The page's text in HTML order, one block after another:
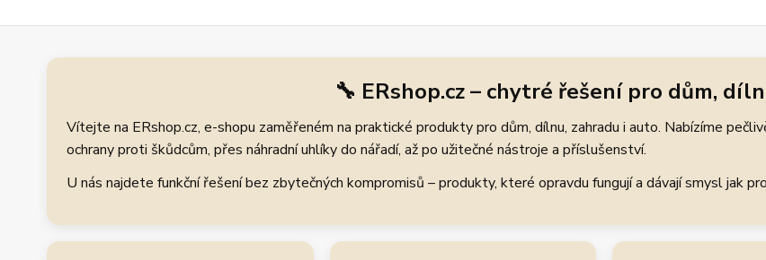
🔧 ERshop.cz – chytré řešení pro dům,
Vítejte na ERshop.cz, e-shopu zaměřeném na praktické produkty pro dům, dílnu, zahradu i auto. Nabízíme
ochrany proti škůdcům, přes náhradní uhlíky do nářadí, až po užitečné nástroje a příslušenství.
U nás najdete funkční řešení bez zbytečných kompromisů – produkty, které opravdu fungují a dávají smysl jak